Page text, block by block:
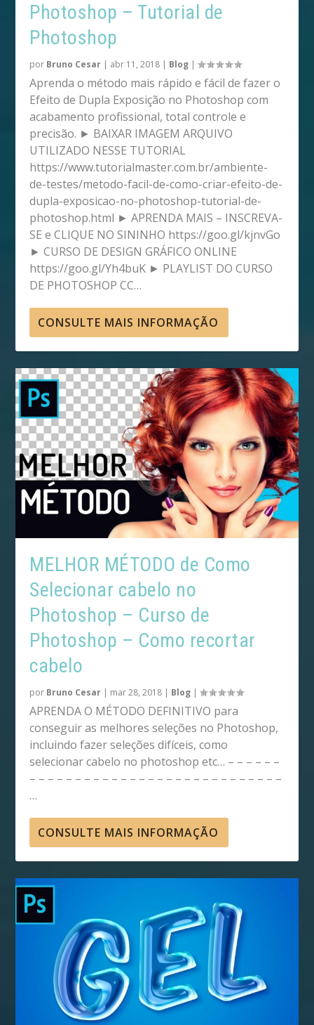
Photoshop – Tutorial de
Photoshop
por Bruno Cesar | abr 11, 2018 | Blog |
Aprenda o método mais rápido e fácil de fazer o
Efeito de Dupla Exposição no Photoshop com
acabamento profissional, total controle e
precisão. ► BAIXAR IMAGEM ARQUIVO
UTILIZADO NESSE TUTORIAL
https://www.tutorialmaster.com.br/ambiente-
de-testes/metodo-facil-de-como-criar-efeito-de-
dupla-exposicao-no-photoshop-tutorial-de-
photoshop.html ► APRENDA MAIS – INSCREVA-
SE e CLIQUE NO SININHO https://goo.gl/kjnvGo
► CURSO DE DESIGN GRÁFICO ONLINE
https://goo.gl/Yh4buK ► PLAYLIST DO CURSO
DE PHOTOSHOP CC…
CONSULTE MAIS INFORMAÇÃO
MELHOR MÉTODO de Como
Selecionar cabelo no
Photoshop – Curso de
Photoshop – Como recortar
cabelo
por Bruno Cesar | mar 28, 2018 | Blog |
APRENDA O MÉTODO DEFINITIVO para
conseguir as melhores seleções no Photoshop,
incluindo fazer seleções difíceis, como
selecionar cabelo no photoshop etc… – – – – – –
– – – – – – – – – – – – – – – – – – – – – – – – – – – –
…
CONSULTE MAIS INFORMAÇÃO